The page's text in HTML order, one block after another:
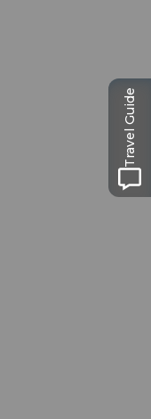
Travel Guide